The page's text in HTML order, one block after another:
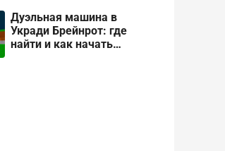
Дуэльная машина в
Укради Брейнрот: где
найти и как начать